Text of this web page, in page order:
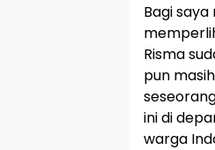
Bagi
Risma
pun
ini di
warga